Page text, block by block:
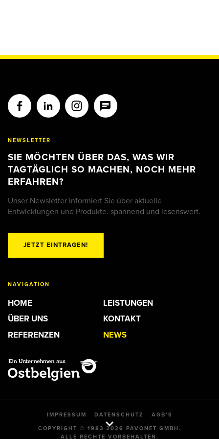
NEWSLETTER
SIE MÖCHTEN ÜBER DAS, WAS WIR
TAGTÄGLICH SO MACHEN, NOCH MEHR
ERFAHREN?
Unser Newsletter informiert Sie über aktuelle
Entwicklungen und Produkte. spannend und lesenswert.
JETZT EINTRAGEN!
NAVIGATION
HOME
ÜBER UNS
REFERENZEN
LEISTUNGEN
KONTAKT
NEWS
IMPRESSUM DATENSCHUTZ
AGB’S
COPYRIGHT © 1983-2026 PAVONET GMBH.
ALLE RECHTE VORBEHALTEN.